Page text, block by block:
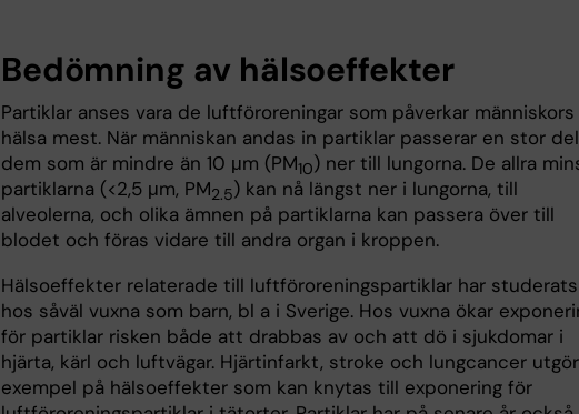
Bedömning av hälsoeffekter
Partiklar anses vara de luftföroreningar som påverkar människors
hälsa mest. När människan andas in partiklar passerar en stor
dem som är mindre än 10 μm (PM10) ner till lungorna. De allra
partiklarna (<2,5 μm, PM2.5) kan nå längst ner i lungorna, till
alveolerna, och olika ämnen på partiklarna kan passera över till
blodet och föras vidare till andra organ i kroppen.
Hälsoeffekter relaterade till luftföroreningspartiklar har studerats
hos såväl vuxna som barn, bl a i Sverige. Hos vuxna ökar
för partiklar risken både att drabbas av och att dö i sjukdomar i
hjärta, kärl och luftvägar. Hjärtinfarkt, stroke och lungcancer utgör
exempel på hälsoeffekter som kan knytas till exponering för